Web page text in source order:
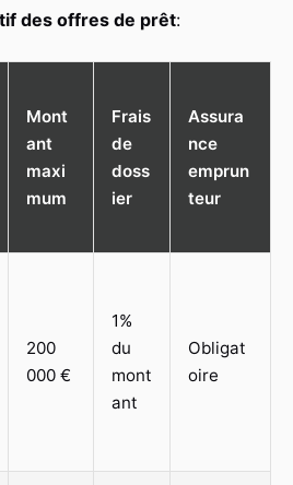
des offres de prêt:
Mont
ant
maxi
mum
Frais
de
doss
ier
Assura
nce
emprun
teur
200
000 €
1%
du
mont
ant
Obligat
oire